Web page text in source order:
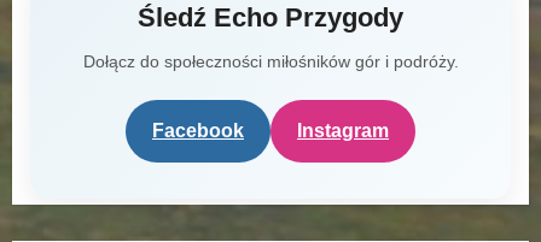
Śledź Echo Przygody
Dołącz do społeczności miłośników gór i podróży.
Facebook Instagram